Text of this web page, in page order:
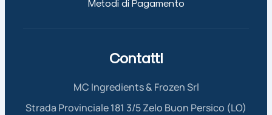
Metodi di Pagamento
Contatti
MC Ingredients & Frozen Srl
Strada Provinciale 181 3/5 Zelo Buon Persico (LO)